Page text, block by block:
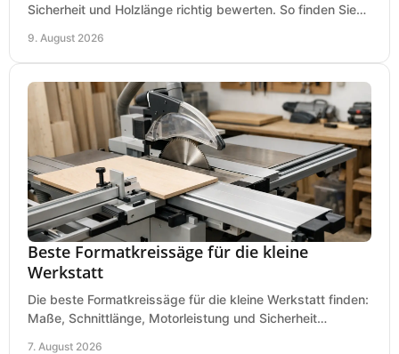
Sicherheit und Holzlänge richtig bewerten. So finden Sie
9. August 2026
Beste Formatkreissäge für die kleine
Werkstatt
Die beste Formatkreissäge für die kleine Werkstatt finden:
Maße, Schnittlänge, Motorleistung und Sicherheit
7. August 2026